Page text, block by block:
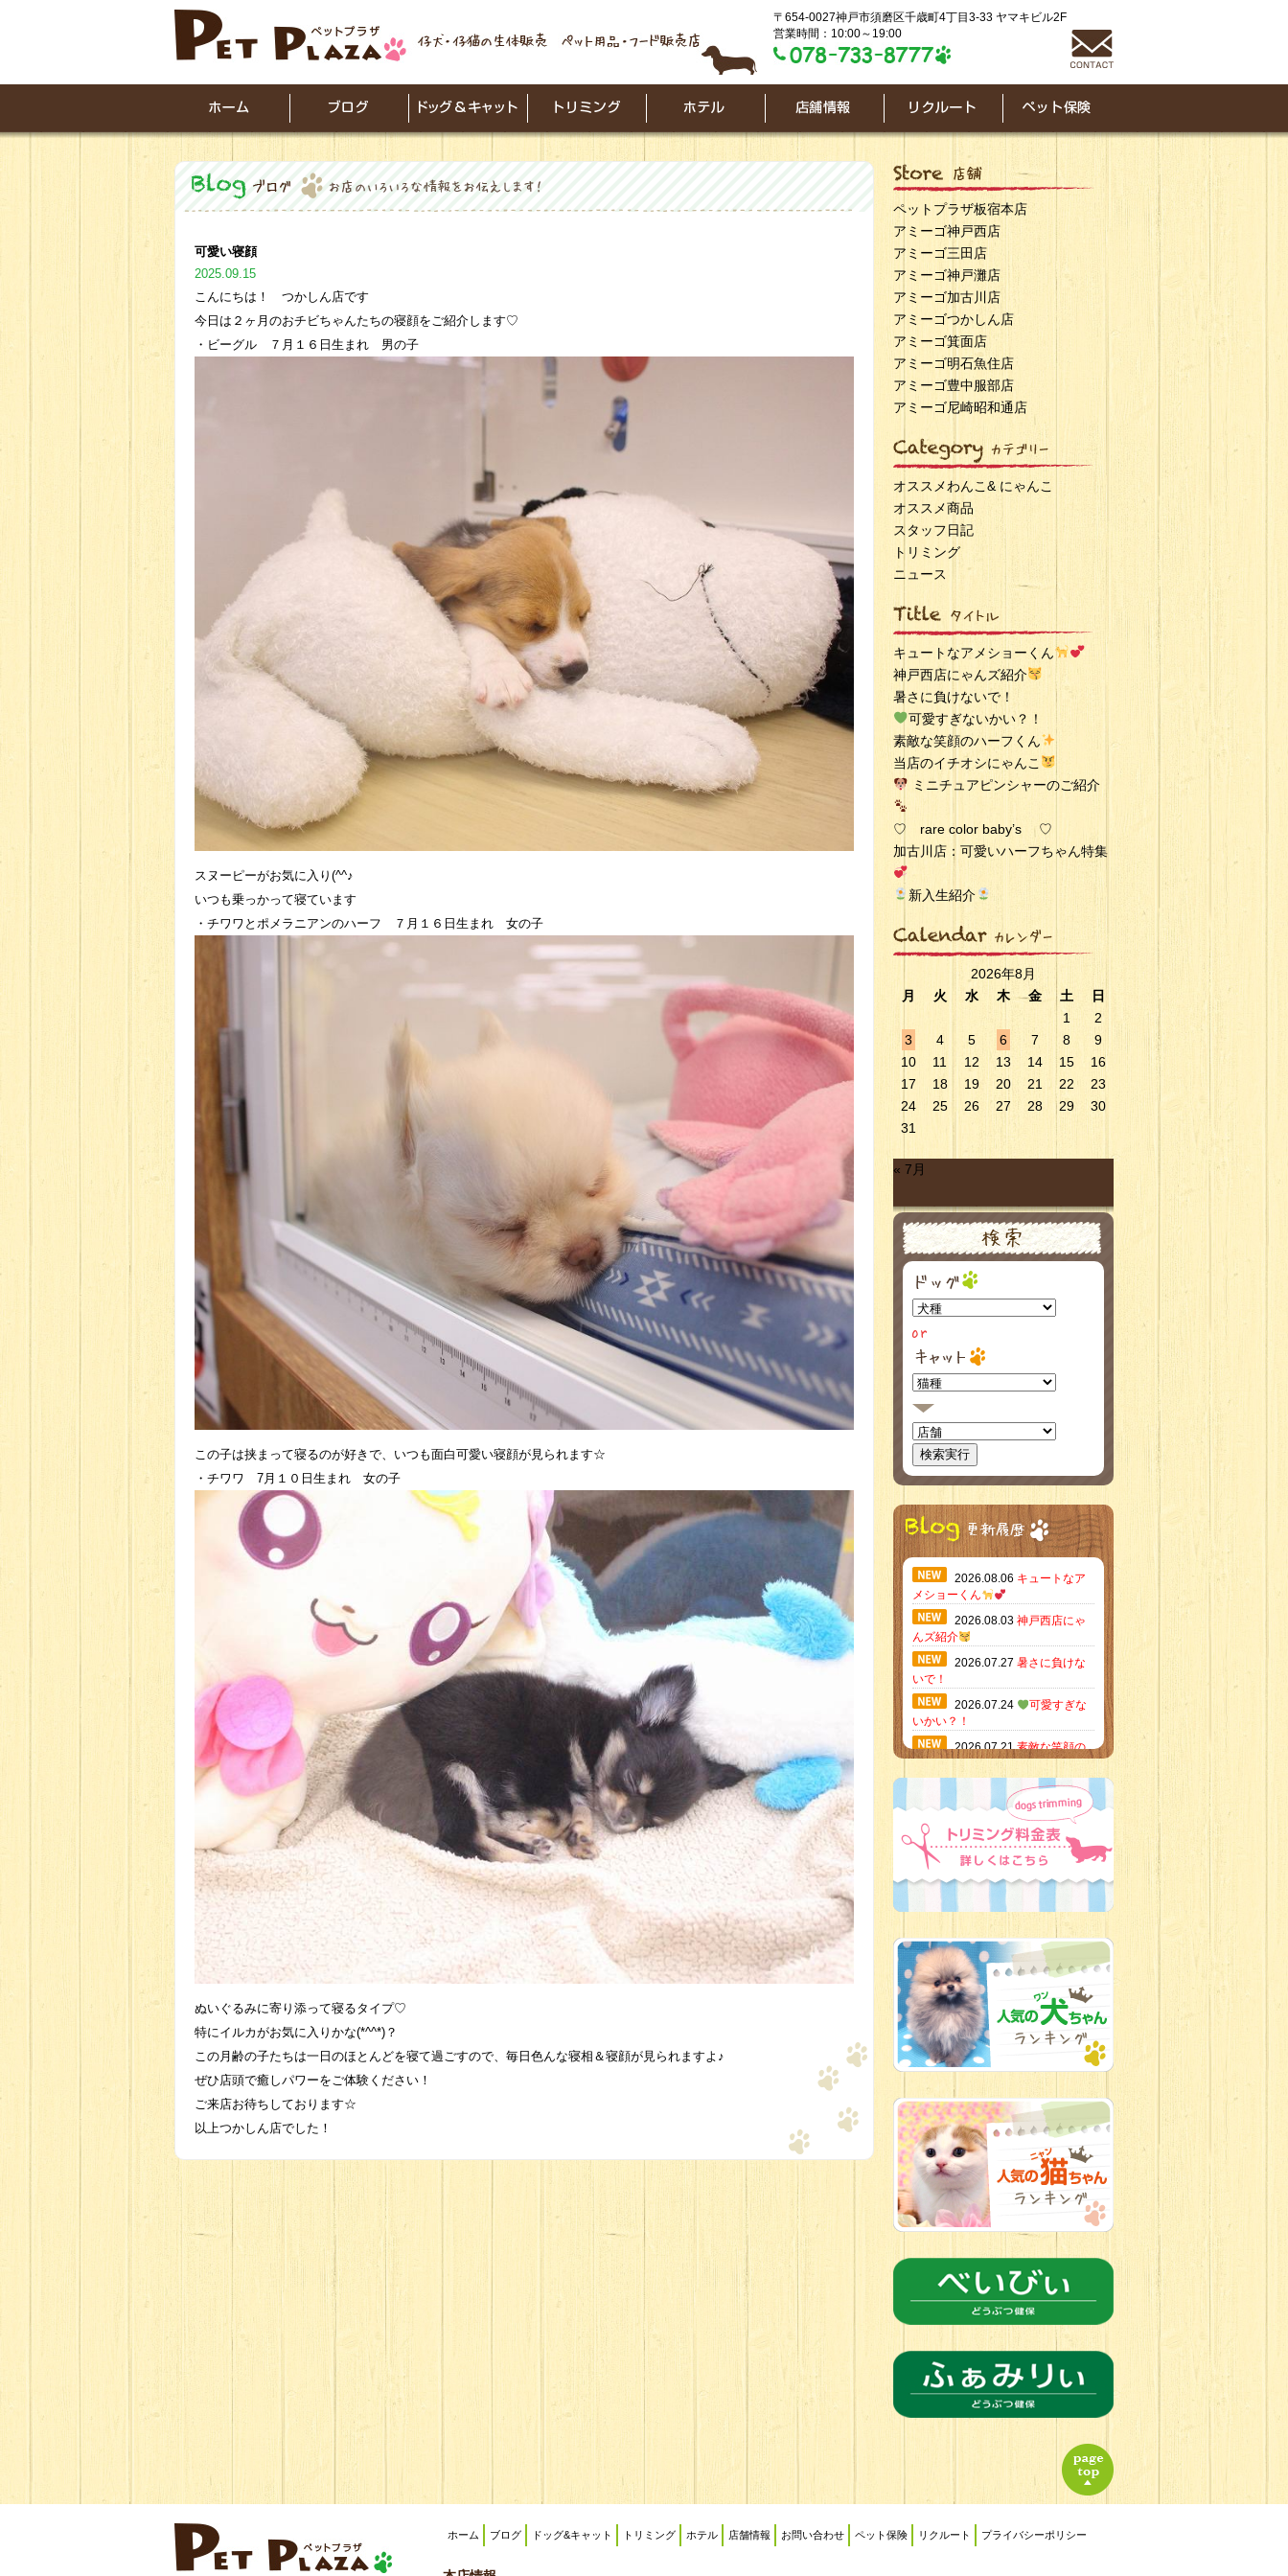
〒654-0027神戸市須磨区千歳町4丁目3-33 ヤマキビル2F
営業時間：10:00～19:00
可愛い寝顔
2025.09.15
こんにちは！ つかしん店です
今日は２ヶ月のおチビちゃんたちの寝顔をご紹介します♡
・ビーグル ７月１６日生まれ 男の子
スヌーピーがお気に入り(^^♪
いつも乗っかって寝ています
・チワワとポメラニアンのハーフ ７月１６日生まれ 女の子
この子は挟まって寝るのが好きで、いつも面白可愛い寝顔が見られます☆
・チワワ 7月１０日生まれ 女の子
ぬいぐるみに寄り添って寝るタイプ♡
特にイルカがお気に入りかな(*^^*)？
この月齢の子たちは一日のほとんどを寝て過ごすので、毎日色んな寝相＆寝顔が見られますよ♪
ぜひ店頭で癒しパワーをご体験ください！
ご来店お待ちしております☆
以上つかしん店でした！
ペットプラザ板宿本店
アミーゴ神戸西店
アミーゴ三田店
アミーゴ神戸灘店
アミーゴ加古川店
アミーゴつかしん店
アミーゴ箕面店
アミーゴ明石魚住店
アミーゴ豊中服部店
アミーゴ尼崎昭和通店
オススメわんこ& にゃんこ
オススメ商品
スタッフ日記
トリミング
ニュース
キュートなアメショーくん
神戸西店にゃんズ紹介
暑さに負けないで！
可愛すぎないかい？！
素敵な笑顔のハーフくん
当店のイチオシにゃんこ
ミニチュアピンシャーのご紹介
♡ rare color baby’s ♡
加古川店：可愛いハーフちゃん特集
新入生紹介
2026年8月
月
火 水 木 金 土
日
1
2
3
4 5 6 7 8
9
10
11 12 13 14 15
16
17
18 19 20 21 22
23
24
25 26 27 28 29
30
31
« 7月
2026.08.06 キュートなア
メショーくん
2026.08.03 神戸西店にゃ
んズ紹介
2026.07.27 暑さに負けな
いで！
2026.07.24
可愛すぎな
いかい？！
2026.07.21素敵な笑顔の
当店のイチオ
シにゃんこ
2026.07.15
ミニチュア
ピンシャーのご紹介
2026.07.09加古川店：可
2026.07.06 新入生紹介
2026.07.03
ちびっこワン
コ
2026.07.01ダラダラな猫
スタッフ
新入生
2026.06.24
人懐っこすぎ
なわんちゃんず
2026.06.21
転入生のご紹
介(*ﾉωﾉ)
ホーム ブログ ドッグ&キャット トリミング ホテル 店舗情報 お問い合わせ ペット保険 リクルート プライバシーポリシー